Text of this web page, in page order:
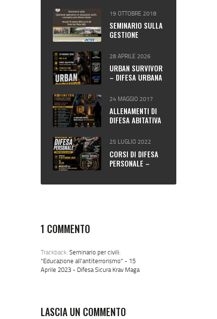
19 OTTOBRE 2018
SEMINARIO SULLA
GESTIONE
SITUAZIONI OSTILI
28 APRILE 2026
URBAN SURVIVOR
– DIFESA URBANA
24 MAGGIO 2017
ALLENAMENTI DI
DIFESA ABITATIVA
RISERVATI) DAL
25 LUGLIO 2022
CORSI DI DIFESA
PERSONALE –
1 COMMENTO
Trackback: Seminario per civili:
"Educazione all'antiterrorismo" - 15
Aprile 2023 - Difesa Sicura Krav Maga
LASCIA UN COMMENTO